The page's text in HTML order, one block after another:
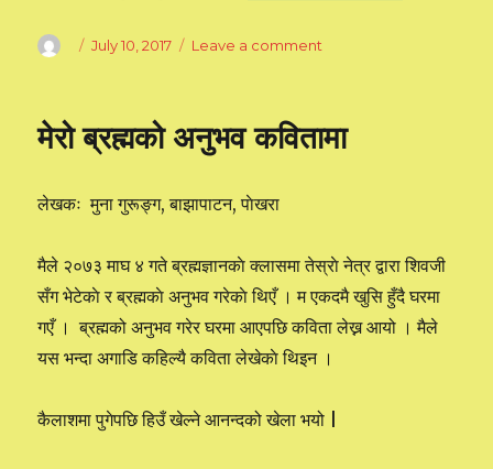
Author
Posted
July 10, 2017 Leave a comment
मेरो ब्रह्मको अनुभव कवितामा
लेखकः मुना गुरूङ्ग, बाझापाटन, पाेखरा
मैले २०७३ माघ ४ गते ब्रह्मज्ञानकाे क्लासमा तेस्राे नेत्र द्वारा शिवजी
सँग भेटेकाे र ब्रह्मकाे अनुभव गरेकाे थिएँ । म एकदमै खुसि हुँदै घरमा
गएँ । ब्रह्मको अनुभव गरेर घरमा आएपछि कविता लेख्न आयो । मैले
यस भन्दा अगाडि कहिल्यै कविता लेखेकाे थिइन ।
कैलाशमा पुगेपछि हिउँ खेल्ने आनन्दको खेला भयो |